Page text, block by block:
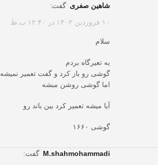
شاهین صفری گفت:
۱۰ فروردین ۱۴۰۲ در ۱۲:۴۰ ب.ظ
سلام
یه تعیرگاه بردم
گوشی رو باز کرد و گفت تعمیر نمیشه
اما گوشی روشن مبشه
آیا میشه تعمیر کرد بین باند رو
گوشی ۱۶۶۰
m.shahmohammadi گفت: